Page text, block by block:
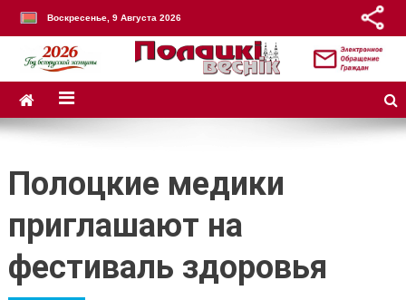
Воскресенье, 9 Августа 2026
Полоцкие медики
приглашают на
фестиваль здоровья